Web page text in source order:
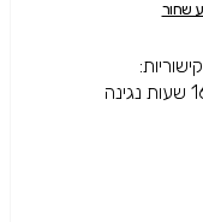
טווח תדרים: 20 Hz – 20 kHz קישוריות:
BlueTooth 4.1 חיי סוללה: עד 16 שעות נגינה